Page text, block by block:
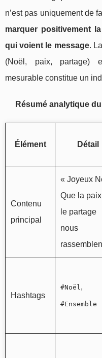
n’est pas uniquement de
marquer positivement
qui voient le message.
(Noël, paix, partage)
mesurable constitue un
Résumé analytique
Élément Détail
Contenu
principal
« Joyeux
Que la
le partage
nous
Hashtags
#Noël ,
#Ensemble